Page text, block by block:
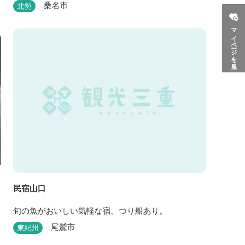
マイページを見る
北勢 桑名市
民宿山口
旬の魚がおいしい気軽な宿。つり船あり。
東紀州 尾鷲市